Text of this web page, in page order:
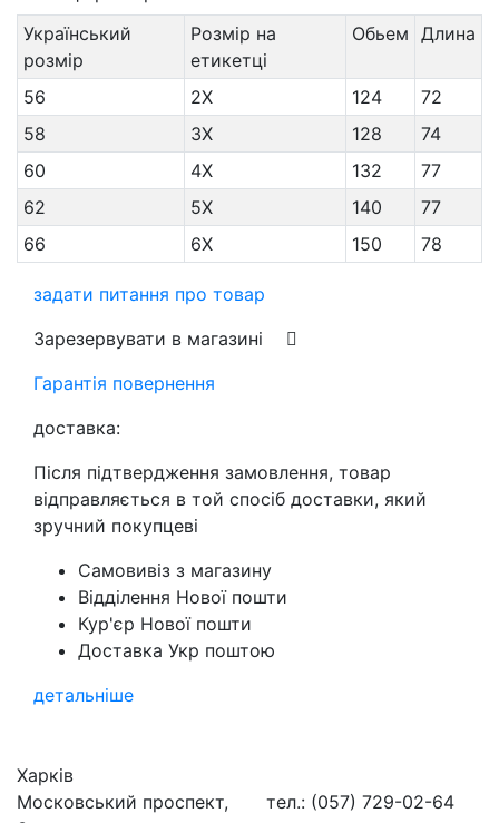
Український
розмір
Розмір на
етикетці
Обьем Длина
56 2X 124
72
58
3X 128
74
60
4X 132
77
62
5X 140
77
66
6X 150 78
задати питання про товар
Зарезервувати в магазині
Гарантія повернення
доставка:
Після підтвердження замовлення, товар
відправляється в той спосіб доставки, який
зручний покупцеві
Самовивіз з магазину
Відділення Нової пошти
Кур'єр Нової пошти
Доставка Укр поштою
детальніше
Харків
Московський проспект,
тел.: (057) 729-02-64